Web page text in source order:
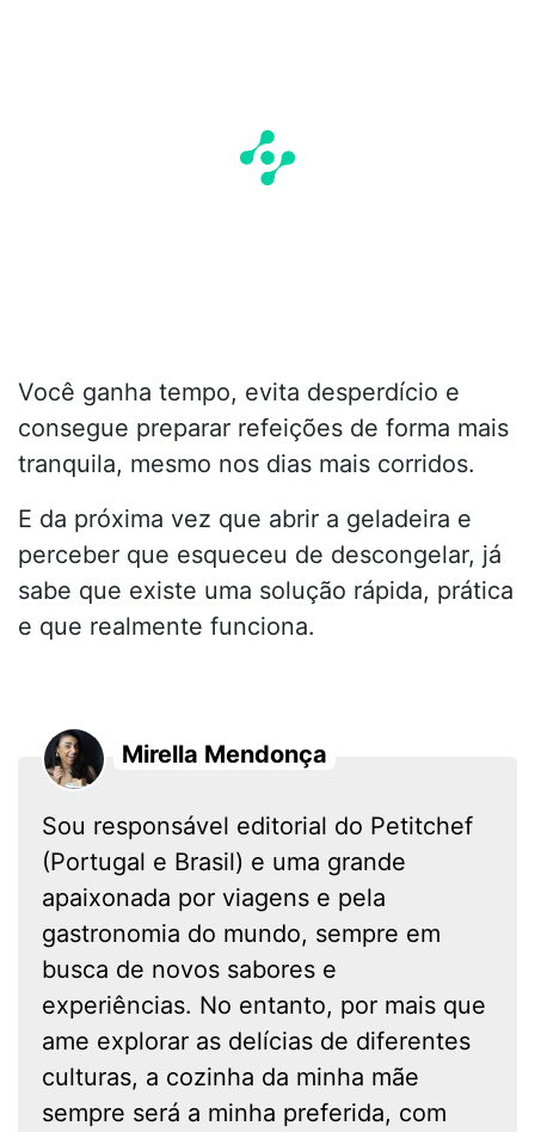
Você ganha tempo, evita desperdício e
consegue preparar refeições de forma mais
tranquila, mesmo nos dias mais corridos.
E da próxima vez que abrir a geladeira e
perceber que esqueceu de descongelar, já
sabe que existe uma solução rápida, prática
e que realmente funciona.
Mirella Mendonça
Sou responsável editorial do Petitchef
(Portugal e Brasil) e uma grande
apaixonada por viagens e pela
gastronomia do mundo, sempre em
busca de novos sabores e
experiências. No entanto, por mais que
ame explorar as delícias de diferentes
culturas, a cozinha da minha mãe
sempre será a minha preferida, com